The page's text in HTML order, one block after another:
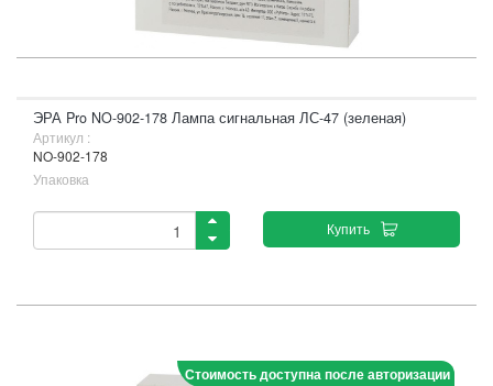
ЭРА Pro NO-902-178 Лампа сигнальная ЛС-47 (зеленая)
Артикул :
NO-902-178
Упаковка
Купить
Стоимость доступна после авторизации